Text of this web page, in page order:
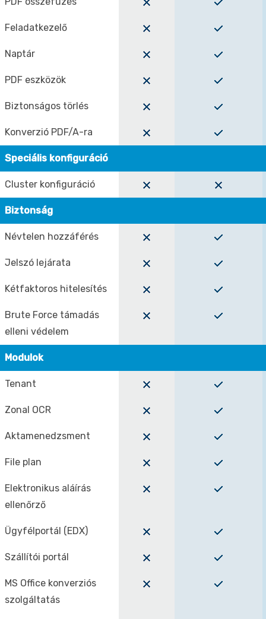
Feladatkezelő
Naptár
PDF eszközök
Biztonságos törlés
Konverzió PDF/A-ra
Speciális konfiguráció
Cluster konfiguráció
Biztonság
Névtelen hozzáférés
Jelszó lejárata
Kétfaktoros hitelesítés
Brute Force támadás
elleni védelem
Modulok
Tenant
Zonal OCR
Aktamenedzsment
File plan
Elektronikus aláírás
ellenőrző
Ügyfélportál (EDX)
Szállítói portál
MS Office konverziós
szolgáltatás